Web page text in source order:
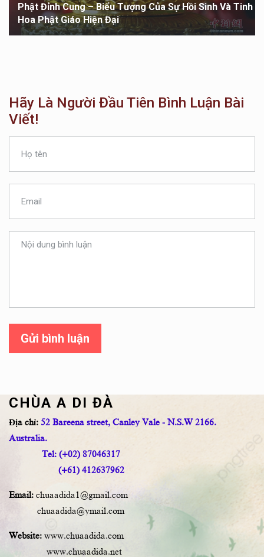
Phật Đỉnh Cung – Biểu Tượng Của Sự Hồi Sinh Và Tinh
Hoa Phật Giáo Hiện Đại
Hãy Là Người Đầu Tiên Bình Luận Bài
Viết!
Gửi bình luận
CHÙA A DI ĐÀ
Địa chỉ: 52 Bareena street, Canley Vale - N.S.W 2166.
Australia.
Tel: (+02) 87046317
(+61) 412637962
Email: chuaadida1@gmail.com
chuaadida@ymail.com
Website: www.chuaadida.com
www.chuaadida.net